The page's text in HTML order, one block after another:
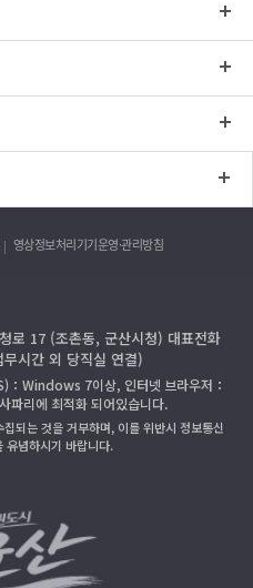
영상정보처리기기운영·관리방침
로 17 (조촌동, 군산시청) 대표전화
시간 외 당직실 연결)
：Windows 7이상, 인터넷 브라우저：
파리에 최적화 되어있습니다.
되는 것을 거부하며, 이를 위반시 정보통신
유념하시기 바랍니다.